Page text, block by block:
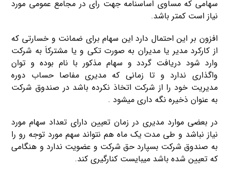
سهامی که مساوی اساسنامه جهت رای در مجامع عمومی مورد
نیاز است کمتر باشد.
افزون بر این احتمال دارد این سهام برای ضمانت و خسارتی که
از کارکرد مدیر یا مدیران به صورت تکی و یا مشترکاَ به شرکت
وارد شود دریافت گردد و سهام مذکور با نام بوده و توان
واگذاری ندارد و تا زمانی که مدیری مفاصا حساب دوره
مدیریت خود را از شرکت اتخاذ نکرده باشد در صندوق شرکت
به عنوان ذخیره نگه داری میشود .
در بعضی موارد مدیری در زمان تعیین دارای تعداد سهام مورد
نیاز نباشد و طی مدت یک ماه هم نتواند سهم مورد توجه رو را
به صندوق شرکت بسپارد حق شرکت و عضویت ندارد و هنگامی
که تعیین شده باشد میبایست کنارگیری کند.